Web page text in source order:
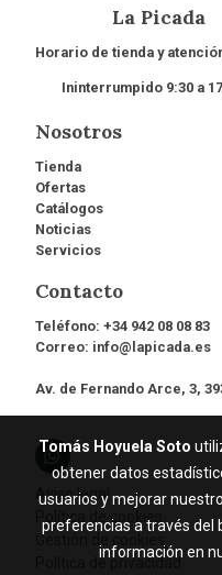
La Picada
Horario de tienda y
Ininterrumpido 9:30 a
Nosotros
Tienda
Ofertas
Catálogos
Noticias
Servicios
Contacto
Teléfono: +34 942 08 08 83
Correo: info@lapicada.es
Av. de Fernando Arce, 3,
Aviso legal
Política de cookies
Gestión de cookies
Política de privacidad
Tomás Hoyuela Soto
obtener datos
usuarios y mejorar
preferencias a través del
información en